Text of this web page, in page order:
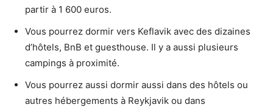
partir à 1 600 euros.
Vous pourrez dormir vers Keflavik avec des dizaines
d’hôtels, BnB et guesthouse. Il y a aussi plusieurs
campings à proximité.
Vous pourrez aussi dormir aussi dans des hôtels ou
autres hébergements à Reykjavik ou dans